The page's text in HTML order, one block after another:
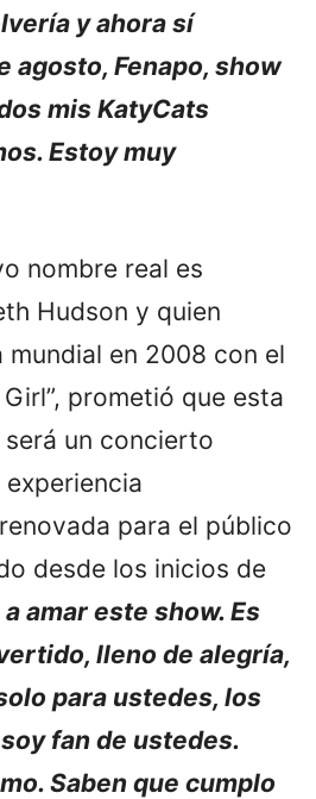
y ahora sí
agosto, Fenapo, show
mis KatyCats
Estoy muy
nombre real es
Hudson y quien
mundial en 2008 con el
prometió que esta
un concierto
para el público
desde los inicios de
a amar este show. Es
lleno de alegría,
para ustedes, los
fan de ustedes.
Saben que cumplo